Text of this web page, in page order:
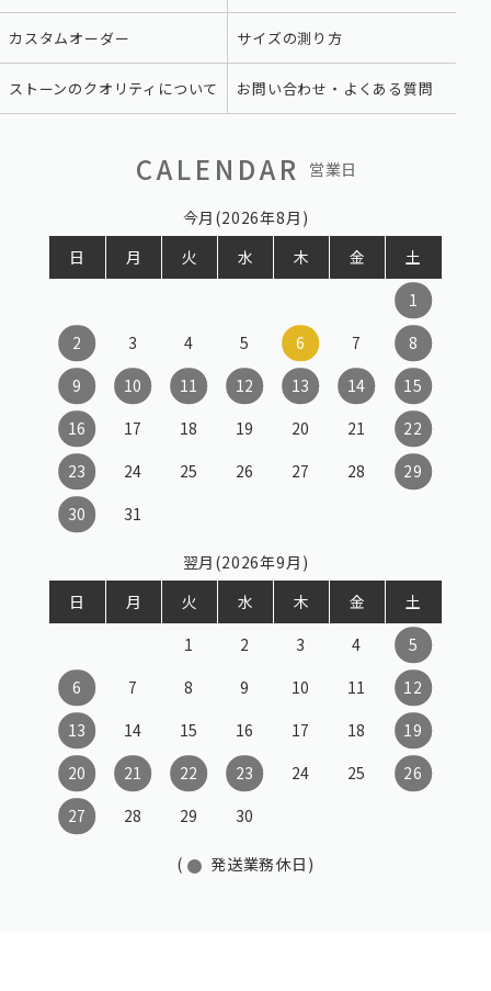
カスタムオーダー サイズの測り方
ストーンのクオリティについて お問い合わせ・よくある質問
CALENDAR 営業日
今月(2026年8月)
日
月 火 水 木 金
土
1
2
3 4 5 6 7
8
9
10 11 12 13 14
15
16
17 18 19 20 21
22
23
24 25 26 27 28
29
30
31
翌月(2026年9月)
日
月 火 水 木 金
土
1
2 3 4
5
6
7 8 9 10 11
12
13
14 15 16 17 18
19
20
21 22 23 24 25
26
27
28 29 30
( 発送業務休日)